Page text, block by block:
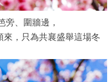
旁、圍牆邊，
，只為共襄盛舉這場冬